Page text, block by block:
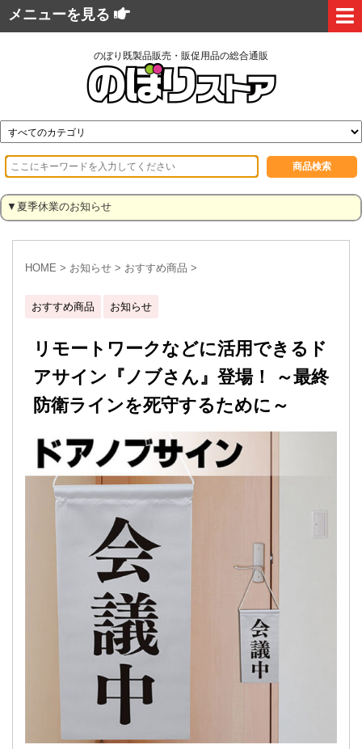
メニューを見る
のぼり既製品販売・販促用品の総合通販
▼夏季休業のお知らせ
HOME > お知らせ > おすすめ商品 >
おすすめ商品 お知らせ
リモートワークなどに活用できるド
アサイン『ノブさん』登場！ ～最終
防衛ラインを死守するために～